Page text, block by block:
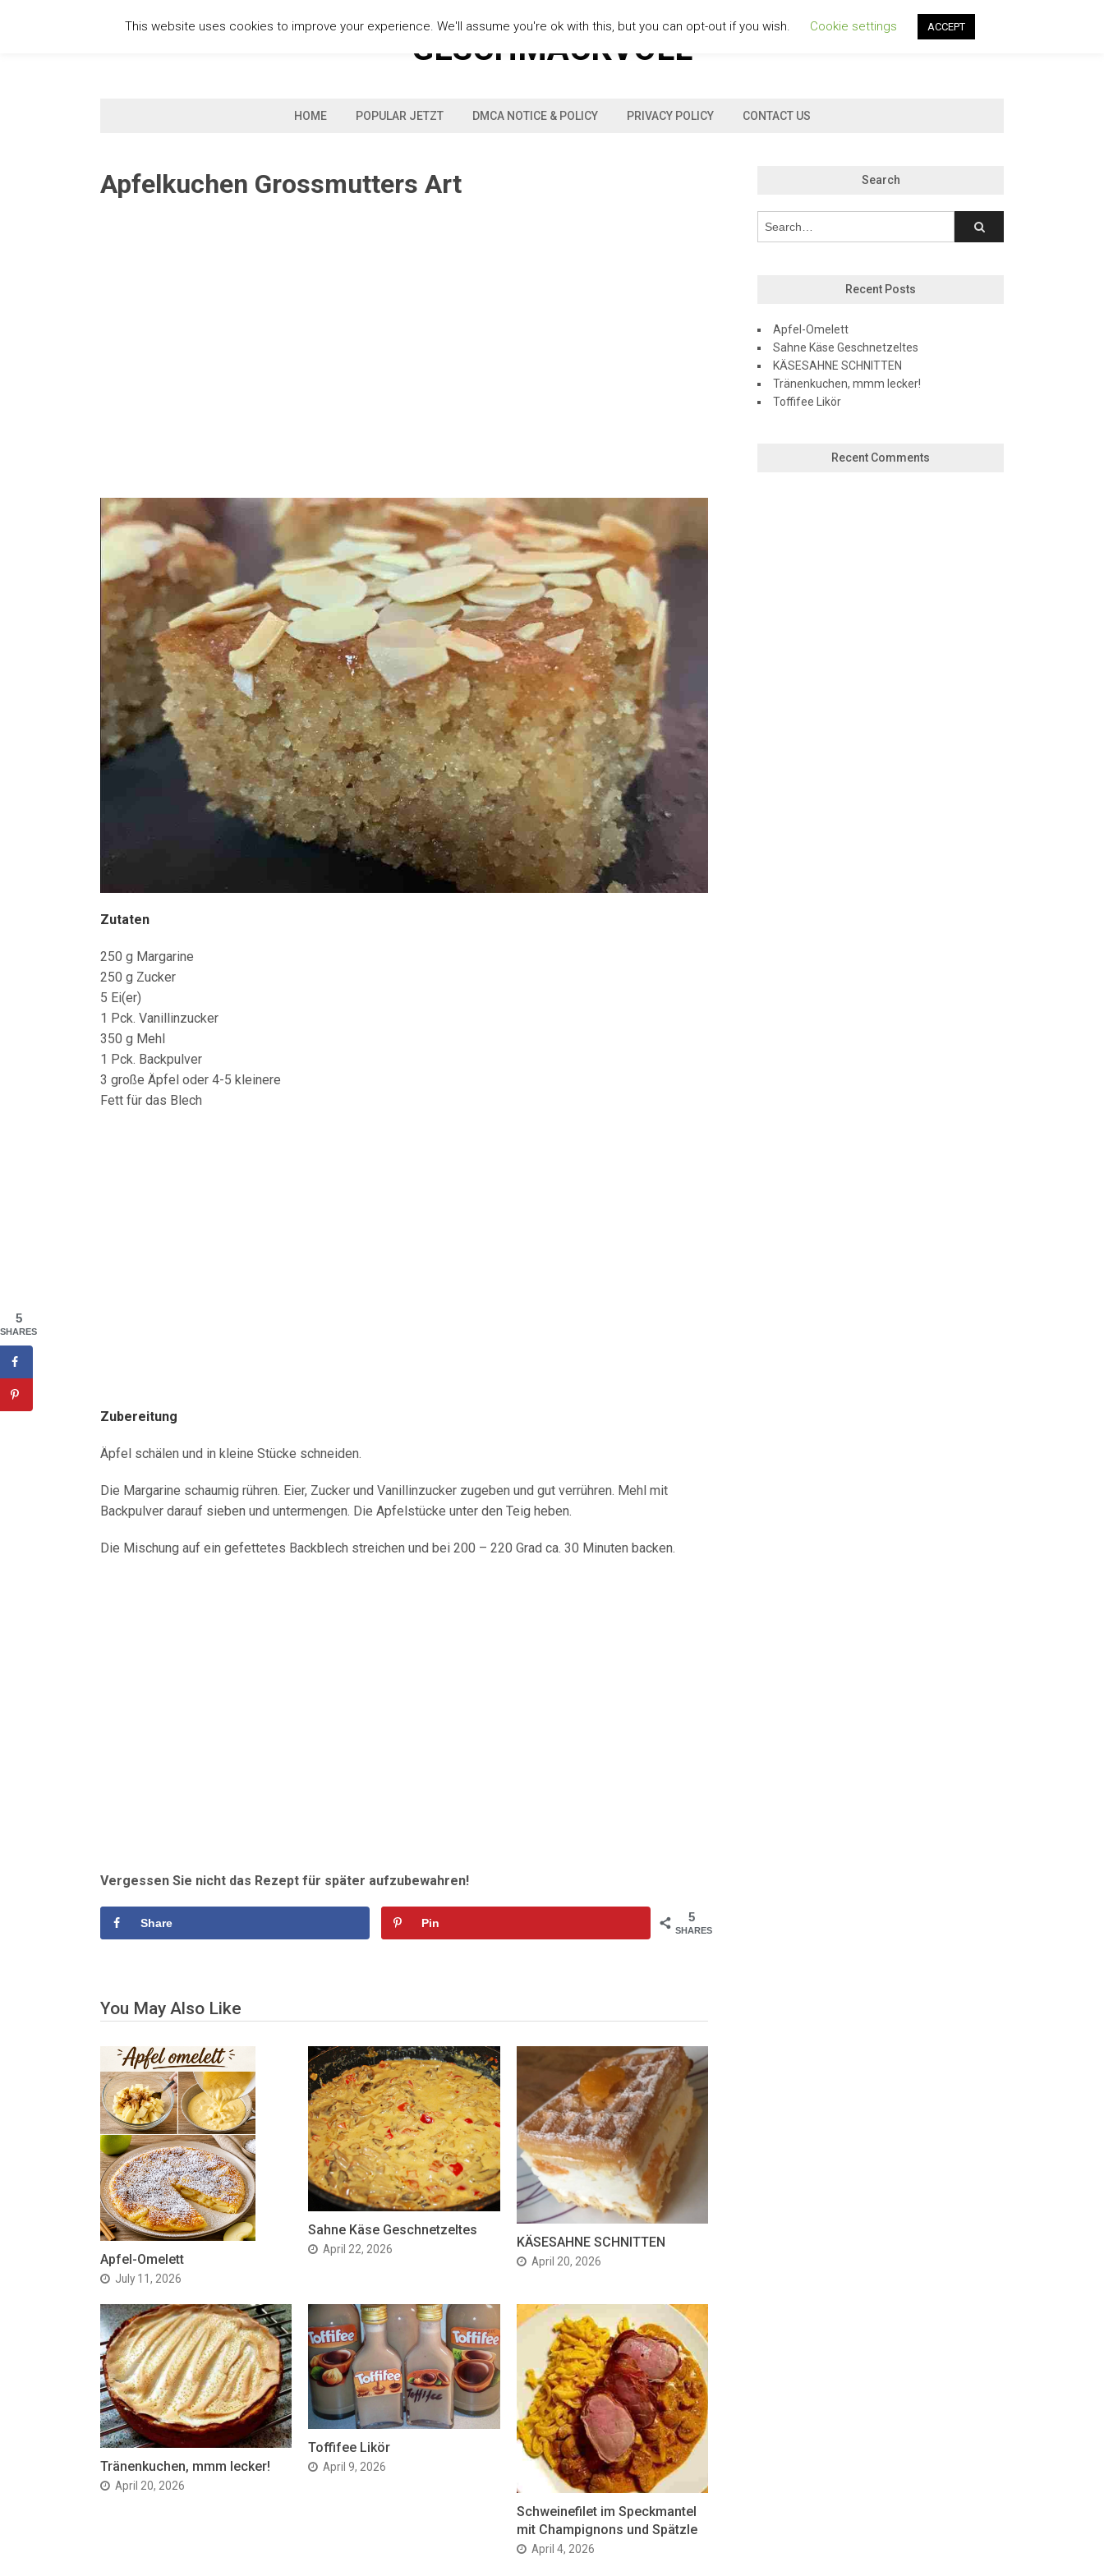
GESCHMACKVOLL
HOME POPULAR JETZT DMCA NOTICE & POLICY PRIVACY POLICY CONTACT US
Apfelkuchen Grossmutters Art
Zutaten
250 g Margarine
250 g Zucker
5 Ei(er)
1 Pck. Vanillinzucker
350 g Mehl
1 Pck. Backpulver
3 große Äpfel oder 4-5 kleinere
Fett für das Blech
Zubereitung
Äpfel schälen und in kleine Stücke schneiden.
Die Margarine schaumig rühren. Eier, Zucker und Vanillinzucker zugeben und gut verrühren. Mehl mit
Backpulver darauf sieben und untermengen. Die Apfelstücke unter den Teig heben.
Die Mischung auf ein gefettetes Backblech streichen und bei 200 – 220 Grad ca. 30 Minuten backen.
Vergessen Sie nicht das Rezept für später aufzubewahren!
5
SHARES
Share Pin
You May Also Like
Apfel-Omelett
July 11, 2026
Sahne Käse Geschnetzeltes
April 22, 2026 KÄSESAHNE SCHNITTEN
April 20, 2026
Tränenkuchen, mmm lecker!
April 20, 2026
Toffifee Likör
April 9, 2026
Schweinefilet im Speckmantel
mit Champignons und Spätzle
April 4, 2026
Search
Recent Posts
Apfel-Omelett
Sahne Käse Geschnetzeltes
KÄSESAHNE SCHNITTEN
Tränenkuchen, mmm lecker!
Toffifee Likör
Recent Comments
This website uses cookies to improve your experience. We'll assume you're ok with this, but you can opt-out if you wish. Cookie settings ACCEPT
5
SHARES